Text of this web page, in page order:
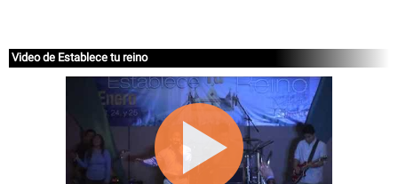
Video de Establece tu reino